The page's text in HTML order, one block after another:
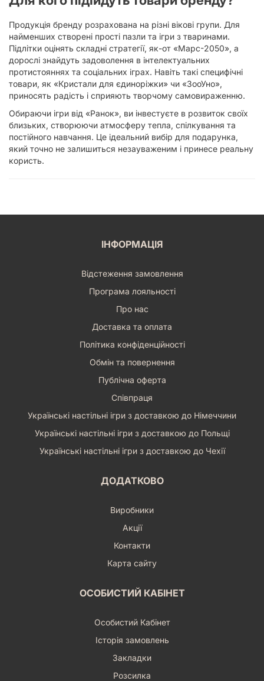
Продукція бренду розрахована на різні вікові групи. Для
найменших створені прості пазли та ігри з тваринами.
Підлітки оцінять складні стратегії, як-от «Марс-2050», а
дорослі знайдуть задоволення в інтелектуальних
протистояннях та соціальних іграх. Навіть такі специфічні
товари, як «Кристали для єдиноріжки» чи «ЗооУно»,
приносять радість і сприяють творчому самовираженню.
Обираючи ігри від «Ранок», ви інвестуєте в розвиток своїх
близьких, створюючи атмосферу тепла, спілкування та
постійного навчання. Це ідеальний вибір для подарунка,
який точно не залишиться незауваженим і принесе реальну
користь.
ІНФОРМАЦІЯ
Відстеження замовлення
Програма лояльності
Про нас
Доставка та оплата
Політика конфіденційності
Обмін та повернення
Публічна оферта
Співпраця
Українські настільні ігри з доставкою до Німеччини
Українські настільні ігри з доставкою до Польщі
Українські настільні ігри з доставкою до Чехії
ДОДАТКОВО
Виробники
Акції
Контакти
Карта сайту
ОСОБИСТИЙ КАБІНЕТ
Особистий Кабінет
Історія замовлень
Закладки
Розсилка